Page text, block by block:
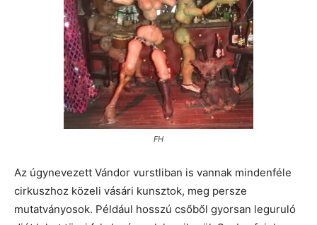
FH
Az úgynevezett Vándor vurstliban is vannak mindenféle
cirkuszhoz közeli vásári kunsztok, meg persze
mutatványosok. Például hosszú csőből gyorsan leguruló